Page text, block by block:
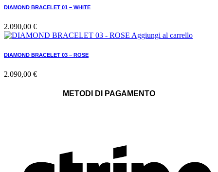
DIAMOND BRACELET 01 – WHITE
2.090,00 €
Aggiungi al carrello
DIAMOND BRACELET 03 – ROSE
2.090,00 €
METODI DI PAGAMENTO